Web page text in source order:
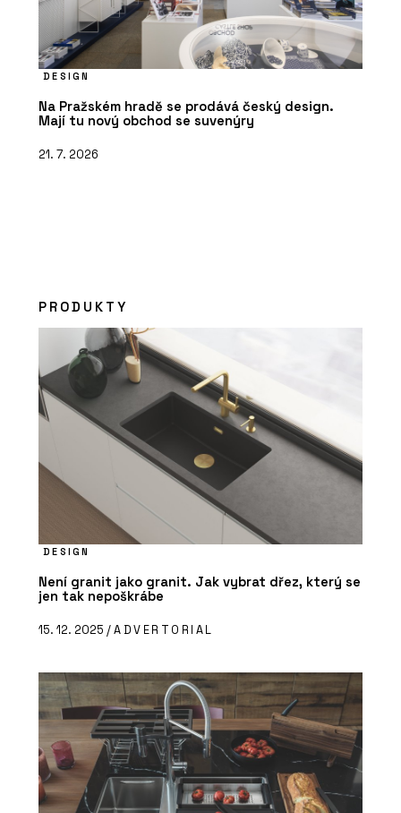
DESIGN
Na Pražském hradě se prodává český design.
Mají tu nový obchod se suvenýry
21. 7. 2026
PRODUKTY
DESIGN
Není granit jako granit. Jak vybrat dřez, který se
jen tak nepoškrábe
15. 12. 2025 /ADVERTORIAL